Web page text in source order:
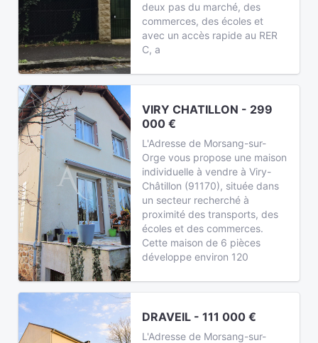
deux pas du marché, des
commerces, des écoles et
avec un accès rapide au RER
C, a
VIRY CHATILLON - 299
000 €
L'Adresse de Morsang-sur-
Orge vous propose une maison
individuelle à vendre à Viry-
Châtillon (91170), située dans
un secteur recherché à
proximité des transports, des
écoles et des commerces.
Cette maison de 6 pièces
développe environ 120
DRAVEIL - 111 000 €
L'Adresse de Morsang-sur-